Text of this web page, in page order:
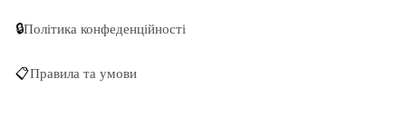
🔒Політика конфеденційності
📋Правила та умови